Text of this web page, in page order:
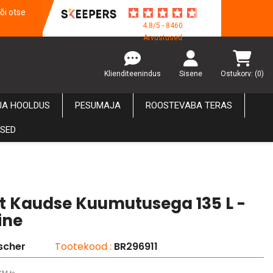
otse
4.8/5 - 8460
Arvustused
Klienditeenindus Sisene Ostukorv: (0)
HOOLDUS PESUMAJA ROOSTEVABA TERAS
Kaudse Kuumutusega 135 L -
Tootekood : BR296911